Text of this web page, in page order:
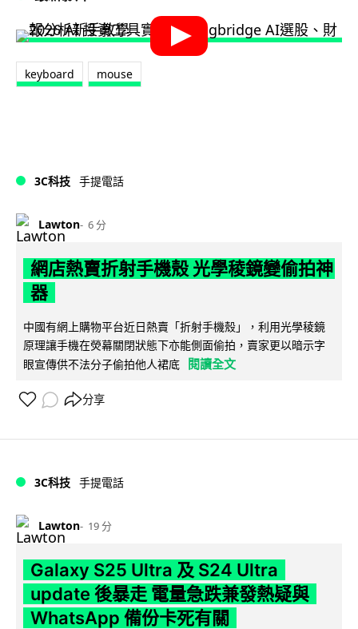
keyboard mouse
3C科技 手提電話
Lawton 6 分
網店熱賣折射手機殼 光學稜鏡變偷拍神
器
中國有網上購物平台近日熱賣「折射手機殼」，利用光學稜鏡
原理讓手機在熒幕關閉狀態下亦能側面偷拍，賣家更以暗示字
眼宣傳供不法分子偷拍他人裙底 閱讀全文
分享
3C科技 手提電話
Lawton 19 分
Galaxy S25 Ultra 及 S24 Ultra
update 後暴走 電量急跌兼發熱疑與
WhatsApp 備份卡死有關